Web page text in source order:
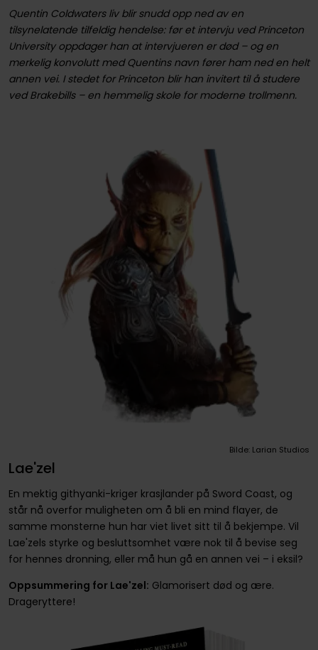
Quentin Coldwaters liv blir snudd opp ned av en
tilsynelatende tilfeldig hendelse: før et intervju ved Princeton
University oppdager han at intervjueren er død – og en
merkelig konvolutt med Quentins navn fører ham ned en helt
annen vei. I stedet for Princeton blir han invitert til å studere
ved Brakebills – en hemmelig skole for moderne trollmenn.
Bilde: Larian Studios
Lae'zel
En mektig githyanki-kriger krasjlander på Sword Coast, og
står nå overfor muligheten om å bli en mind flayer, de
samme monsterne hun har viet livet sitt til å bekjempe. Vil
Lae'zels styrke og besluttsomhet være nok til å bevise seg
for hennes dronning, eller må hun gå en annen vei – i eksil?
Oppsummering for Lae'zel: Glamorisert død og ære.
Drageryttere!